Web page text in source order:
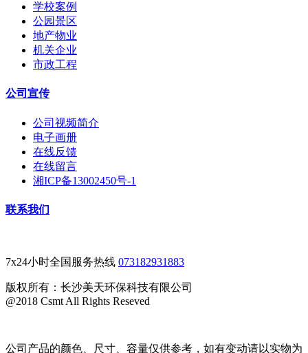
学校案例
公园景区
地产物业
机关企业
市政工程
公司宣传
公司视频简介
电子画册
在线反馈
在线留言
湘ICP备13002450号-1
联系我们
7x24小时全国服务热线 073182931883
版权所有：长沙美天环保科技有限公司
@2018 Csmt All Rights Reseved
公司产品的颜色、尺寸、容量仅供参考，如有变动请以实物为